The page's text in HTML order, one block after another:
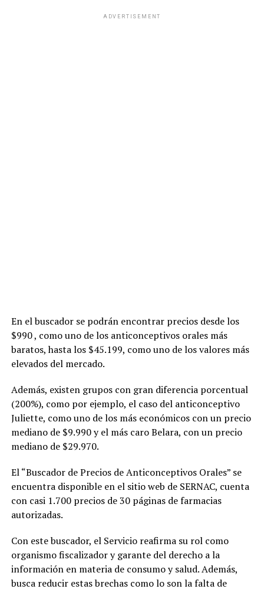
ADVERTISEMENT
En el buscador se podrán encontrar precios desde los
$990 , como uno de los anticonceptivos orales más
baratos, hasta los $45.199, como uno de los valores más
elevados del mercado.
Además, existen grupos con gran diferencia porcentual
(200%), como por ejemplo, el caso del anticonceptivo
Juliette, como uno de los más económicos con un precio
mediano de $9.990 y el más caro Belara, con un precio
mediano de $29.970.
El “Buscador de Precios de Anticonceptivos Orales” se
encuentra disponible en el sitio web de SERNAC, cuenta
con casi 1.700 precios de 30 páginas de farmacias
autorizadas.
Con este buscador, el Servicio reafirma su rol como
organismo fiscalizador y garante del derecho a la
información en materia de consumo y salud. Además,
busca reducir estas brechas como lo son la falta de